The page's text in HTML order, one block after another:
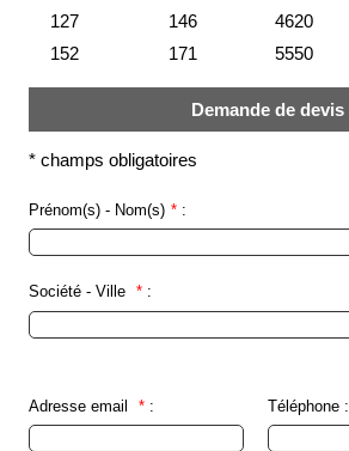
Domaines
Nos
Conditions
générales
vente
Actualités
Bibliothèque
Tutoriels
techniques
127
146 4620
152
171 5550
Demande de devis
*champs obligatoires
Prénom(s) - Nom(s) *:
Société - Ville * :
Adresse email *: Téléphone :